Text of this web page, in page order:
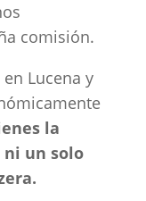
comisión.
Lucena y
la
ni un solo